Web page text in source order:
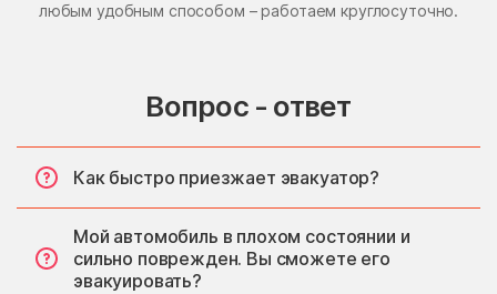
любым удобным способом – работаем круглосуточно.
Вопрос - ответ
Как быстро приезжает эвакуатор?
Мой автомобиль в плохом состоянии и
сильно поврежден. Вы сможете его
эвакуировать?